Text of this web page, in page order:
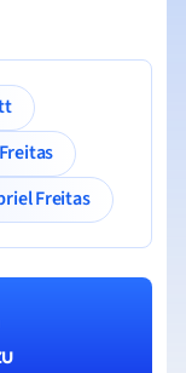
Freitas